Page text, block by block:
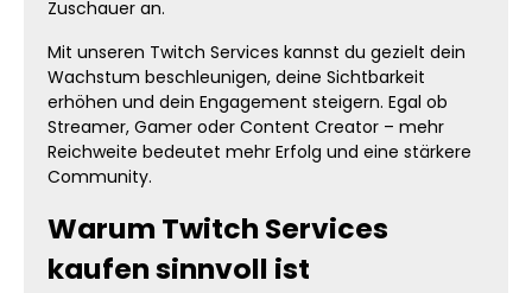
Zuschauer an.
Mit unseren Twitch Services kannst du gezielt dein
Wachstum beschleunigen, deine Sichtbarkeit
erhöhen und dein Engagement steigern. Egal ob
Streamer, Gamer oder Content Creator – mehr
Reichweite bedeutet mehr Erfolg und eine stärkere
Community.
Warum Twitch Services
kaufen sinnvoll ist